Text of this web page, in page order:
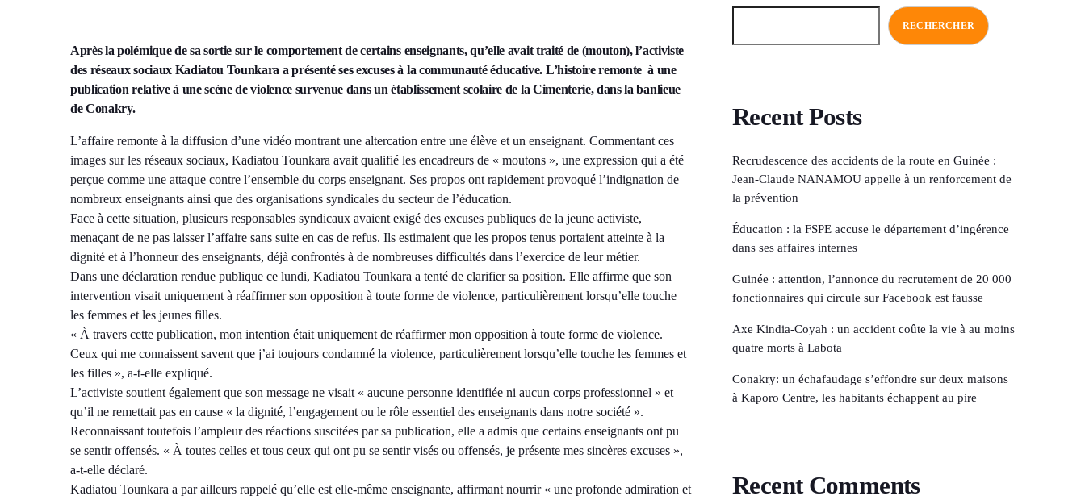
Après la polémique de sa sortie sur le comportement de certains enseignants, qu’elle avait traité de (mouton), l’activiste
des réseaux sociaux Kadiatou Tounkara a présenté ses excuses à la communauté éducative. L’histoire remonte à une
publication relative à une scène de violence survenue dans un établissement scolaire de la Cimenterie, dans la banlieue
de Conakry.
L’affaire remonte à la diffusion d’une vidéo montrant une altercation entre une élève et un enseignant. Commentant ces
images sur les réseaux sociaux, Kadiatou Tounkara avait qualifié les encadreurs de « moutons », une expression qui a été
perçue comme une attaque contre l’ensemble du corps enseignant. Ses propos ont rapidement provoqué l’indignation de
nombreux enseignants ainsi que des organisations syndicales du secteur de l’éducation.
Face à cette situation, plusieurs responsables syndicaux avaient exigé des excuses publiques de la jeune activiste,
menaçant de ne pas laisser l’affaire sans suite en cas de refus. Ils estimaient que les propos tenus portaient atteinte à la
dignité et à l’honneur des enseignants, déjà confrontés à de nombreuses difficultés dans l’exercice de leur métier.
Dans une déclaration rendue publique ce lundi, Kadiatou Tounkara a tenté de clarifier sa position. Elle affirme que son
intervention visait uniquement à réaffirmer son opposition à toute forme de violence, particulièrement lorsqu’elle touche
les femmes et les jeunes filles.
« À travers cette publication, mon intention était uniquement de réaffirmer mon opposition à toute forme de violence.
Ceux qui me connaissent savent que j’ai toujours condamné la violence, particulièrement lorsqu’elle touche les femmes et
les filles », a-t-elle expliqué.
L’activiste soutient également que son message ne visait « aucune personne identifiée ni aucun corps professionnel » et
qu’il ne remettait pas en cause « la dignité, l’engagement ou le rôle essentiel des enseignants dans notre société ».
Reconnaissant toutefois l’ampleur des réactions suscitées par sa publication, elle a admis que certains enseignants ont pu
se sentir offensés. « À toutes celles et tous ceux qui ont pu se sentir visés ou offensés, je présente mes sincères excuses »,
a-t-elle déclaré.
Kadiatou Tounkara a par ailleurs rappelé qu’elle est elle-même enseignante, affirmant nourrir « une profonde admiration et
RECHERCHER
Recent Posts
Recrudescence des accidents de la route en Guinée :
Jean-Claude NANAMOU appelle à un renforcement de
la prévention
Éducation : la FSPE accuse le département d’ingérence
dans ses affaires internes
Guinée : attention, l’annonce du recrutement de 20 000
fonctionnaires qui circule sur Facebook est fausse
Axe Kindia-Coyah : un accident coûte la vie à au moins
quatre morts à Labota
Conakry: un échafaudage s’effondre sur deux maisons
à Kaporo Centre, les habitants échappent au pire
Recent Comments